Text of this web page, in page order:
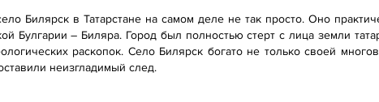
Билярск в Татарстане на самом деле не так просто. Оно
Булгарии – Биляра. Город был полностью стерт с лица земли
раскопок. Село Билярск богато не только своей
неизгладимый след.